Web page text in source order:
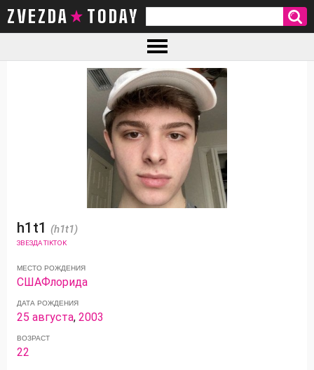
ZVEZDA TODAY
h1t1 (h1t1)
ЗВЕЗДА TIKTOK
МЕСТО РОЖДЕНИЯ
СШАФлорида
ДАТА РОЖДЕНИЯ
25 августа,2003
ВОЗРАСТ
22